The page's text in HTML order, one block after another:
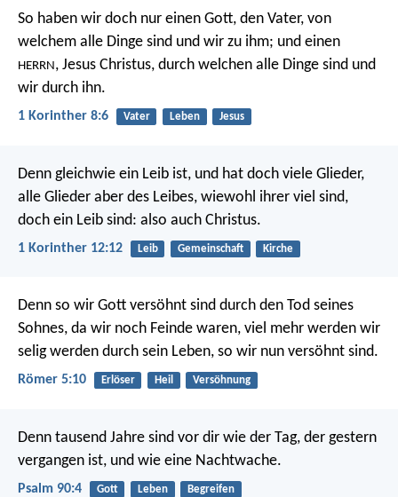
So haben wir doch nur einen Gott, den Vater, von
welchem alle Dinge sind und wir zu ihm; und einen
HERRN, Jesus Christus, durch welchen alle Dinge sind und
wir durch ihn.
1 Korinther 8:6 Vater Leben Jesus
Denn gleichwie ein Leib ist, und hat doch viele Glieder,
alle Glieder aber des Leibes, wiewohl ihrer viel sind,
doch ein Leib sind: also auch Christus.
1 Korinther 12:12 Leib Gemeinschaft Kirche
Denn so wir Gott versöhnt sind durch den Tod seines
Sohnes, da wir noch Feinde waren, viel mehr werden wir
selig werden durch sein Leben, so wir nun versöhnt sind.
Römer 5:10 Erlöser Heil Versöhnung
Denn tausend Jahre sind vor dir wie der Tag, der gestern
vergangen ist, und wie eine Nachtwache.
Psalm 90:4 Gott Leben Begreifen